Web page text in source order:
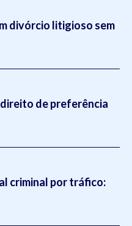
divórcio litigioso sem
de preferência
criminal por tráfico: